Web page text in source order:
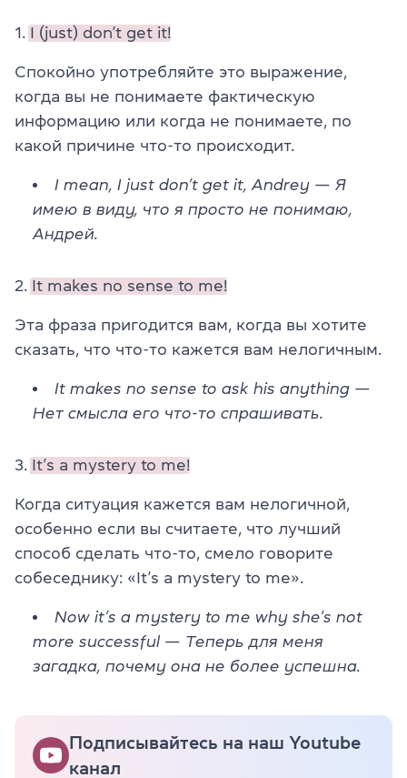
1. I (just) don’t get it!
Спокойно употребляйте это выражение,
когда вы не понимаете фактическую
информацию или когда не понимаете, по
какой причине что-то происходит.
I mean, I just don’t get it, Andrey — Я
имею в виду, что я просто не понимаю,
Андрей.
2. It makes no sense to me!
Эта фраза пригодится вам, когда вы хотите
сказать, что что-то кажется вам нелогичным.
It makes no sense to ask his anything —
Нет смысла его что-то спрашивать.
3. It’s a mystery to me!
Когда ситуация кажется вам нелогичной,
особенно если вы считаете, что лучший
способ сделать что-то, смело говорите
собеседнику: «It’s a mystery to me».
Now it’s a mystery to me why she’s not
more successful — Теперь для меня
загадка, почему она не более успешна.
Подписывайтесь на наш Youtube
канал